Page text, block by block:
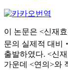
이 논문은 <신재
문의 실제적 대비
출발하였다. <신
가운데 <연의>와